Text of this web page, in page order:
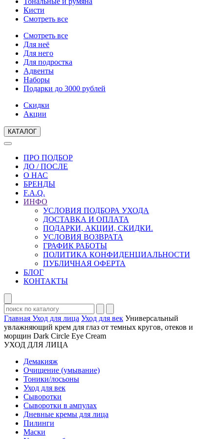
Кисти
Смотреть все
Смотреть все
Для неё
Для него
Для подростка
Адвенты
Наборы
Подарки до 3000 рублей
Скидки
Акции
КАТАЛОГ
ПРО ПОДБОР
ДО / ПОСЛЕ
О НАС
БРЕНДЫ
F.A.Q.
ИНФО
УСЛОВИЯ ПОДБОРА УХОДА
ДОСТАВКА И ОПЛАТА
ПОДАРКИ, АКЦИИ, СКИДКИ.
УСЛОВИЯ ВОЗВРАТА
ГРАФИК РАБОТЫ
ПОЛИТИКА КОНФИДЕНЦИАЛЬНОСТИ
ПУБЛИЧНАЯ ОФЕРТА
БЛОГ
КОНТАКТЫ
Главная Уход для лица Уход для век Универсальный
увлажняющий крем для глаз от темных кругов, отеков и
морщин Dark Circle Eye Cream
УХОД ДЛЯ ЛИЦА
Демакияж
Очищение (умывание)
Тоники/лосьоны
Уход для век
Сыворотки
Сыворотки в ампулах
Дневные кремы для лица
Пилинги
Маски